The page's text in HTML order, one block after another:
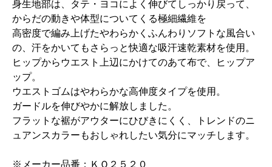
身生地部は、タテ・ヨコによく伸びてしっかり戻って、
からだの動きや体型についてくる極細繊維を
高密度で編み上げたやわらかくふんわりソフトな風合い
の、汗をかいてもさらっと快適な吸汗速乾素材を使用。
ヒップからウエスト上辺にかけてのあて布で、ヒップア
ップ。
ウエストゴムはやわらかな高伸度タイプを使用。
ガードルを伸びやかに解放しました。
フラットな裾がアウターにひびきにくく、トレンドのニ
ュアンスカラーもおしゃれしたい気分にマッチします。
※メーカー品番：ＫＱ２５２０